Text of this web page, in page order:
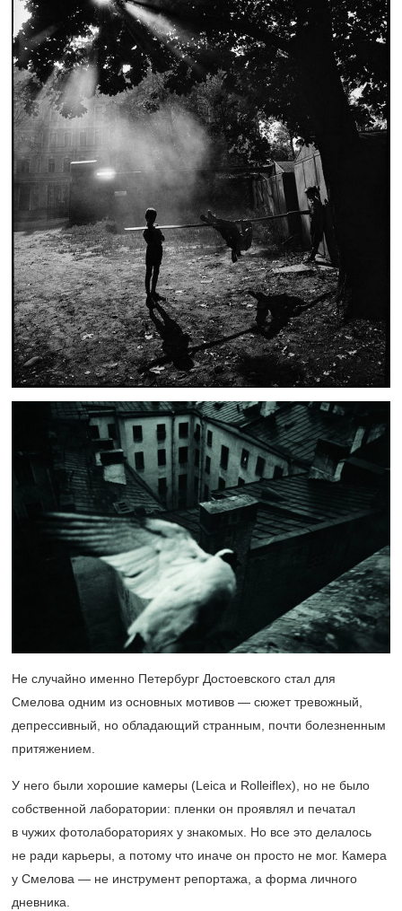
Не случайно именно Петербург Достоевского стал для
Смелова одним из основных мотивов — сюжет тревожный,
депрессивный, но обладающий странным, почти болезненным
притяжением.
У него были хорошие камеры (Leica и Rolleiflex), но не было
собственной лаборатории: пленки он проявлял и печатал
в чужих фотолабораториях у знакомых. Но все это делалось
не ради карьеры, а потому что иначе он просто не мог. Камера
у Смелова — не инструмент репортажа, а форма личного
дневника.